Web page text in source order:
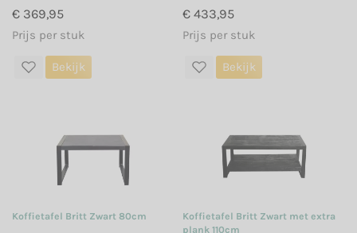
€ 369,95
Prijs per stuk
Bekijk
€ 433,95
Prijs per stuk
Bekijk
Koffietafel Britt Zwart 80cm
Koffietafel Britt Zwart met extra
plank 110cm